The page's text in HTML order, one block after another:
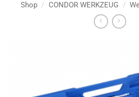
Shop / CONDOR WERKZEUG /